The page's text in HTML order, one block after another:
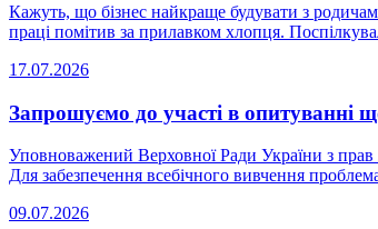
Кажуть, що бізнес найкраще будувати з
праці помітив за прилавком хлопця.
17.07.2026
Запрошуємо до участі в опитуванні
Уповноважений Верховної Ради України з
Для забезпечення всебічного вивчення
09.07.2026